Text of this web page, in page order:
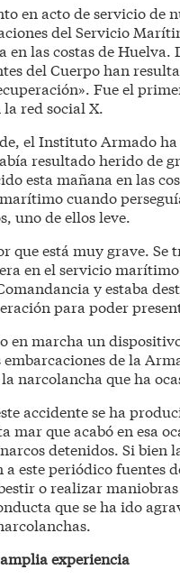
en acto de servicio de
del Servicio
en las costas de
del Cuerpo han
Fue el
red social X.
el Instituto Armado
resultado herido de
esta mañana en las
cuando
uno de ellos leve.
que está muy grave.
en el servicio
y estaba
para poder
en marcha un
de la
narcolancha que ha
accidente se ha
mar que acabó en esa
detenidos. Si bien
este periódico fuentes
o realizar
que se ha ido
experiencia